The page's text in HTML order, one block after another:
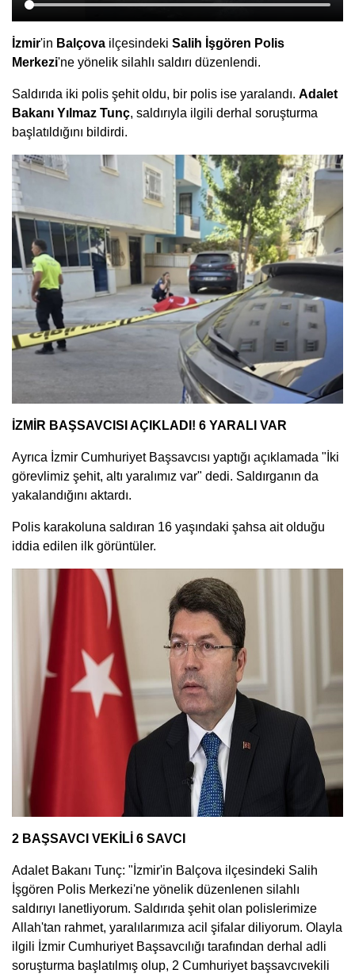
İzmir'in Balçova ilçesindeki Salih İşgören Polis
Merkezi'ne yönelik silahlı saldırı düzenlendi.
Saldırıda iki polis şehit oldu, bir polis ise yaralandı. Adalet
Bakanı Yılmaz Tunç, saldırıyla ilgili derhal soruşturma
başlatıldığını bildirdi.
İZMİR BAŞSAVCISI AÇIKLADI! 6 YARALI VAR
Ayrıca İzmir Cumhuriyet Başsavcısı yaptığı açıklamada "İki
görevlimiz şehit, altı yaralımız var" dedi. Saldırganın da
yakalandığını aktardı.
Polis karakoluna saldıran 16 yaşındaki şahsa ait olduğu
iddia edilen ilk görüntüler.
2 BAŞSAVCI VEKİLİ 6 SAVCI
Adalet Bakanı Tunç: "İzmir'in Balçova ilçesindeki Salih
İşgören Polis Merkezi'ne yönelik düzenlenen silahlı
saldırıyı lanetliyorum. Saldırıda şehit olan polislerimize
Allah'tan rahmet, yaralılarımıza acil şifalar diliyorum. Olayla
ilgili İzmir Cumhuriyet Başsavcılığı tarafından derhal adli
soruşturma başlatılmış olup, 2 Cumhuriyet başsavcıvekili